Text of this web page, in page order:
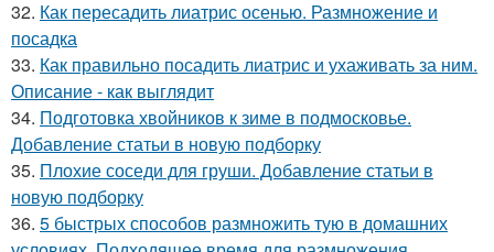
32. Как пересадить лиатрис осенью. Размножение и
посадка
33. Как правильно посадить лиатрис и ухаживать за ним.
Описание - как выглядит
34. Подготовка хвойников к зиме в подмосковье.
Добавление статьи в новую подборку
35. Плохие соседи для груши. Добавление статьи в
новую подборку
36. 5 быстрых способов размножить тую в домашних